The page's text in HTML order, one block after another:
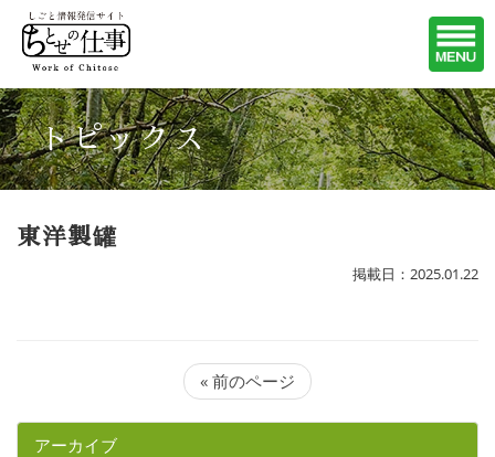
トピックス
東洋製罐
掲載日：2025.01.22
« 前のページ
アーカイブ